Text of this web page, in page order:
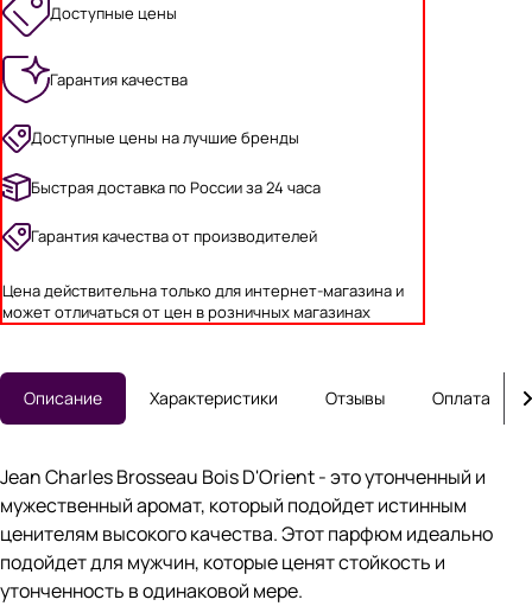
Доступные цены
Гарантия качества
Доступные цены на лучшие бренды
Быстрая доставка по России за 24 часа
Гарантия качества от производителей
Цена действительна только для интернет-магазина и
может отличаться от цен в розничных магазинах
Описание Характеристики Отзывы Оплата
Jean Charles Brosseau Bois D'Orient - это утонченный и
мужественный аромат, который подойдет истинным
ценителям высокого качества. Этот парфюм идеально
подойдет для мужчин, которые ценят стойкость и
утонченность в одинаковой мере.